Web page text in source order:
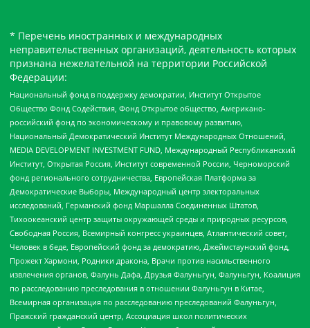
* Перечень иностранных и международных
неправительственных организаций, деятельность которых
признана нежелательной на территории Российской
Федерации:
Национальный фонд в поддержку демократии, Институт Открытое
Общество Фонд Содействия, Фонд Открытое общество, Американо-
российский фонд по экономическому и правовому развитию,
Национальный Демократический Институт Международных Отношений,
MEDIA DEVELOPMENT INVESTMENT FUND, Международный Республиканский
Институт, Открытая Россия, Институт современной России, Черноморский
фонд регионального сотрудничества, Европейская Платформа за
Демократические Выборы, Международный центр электоральных
исследований, Германский фонд Маршалла Соединенных Штатов,
Тихоокеанский центр защиты окружающей среды и природных ресурсов,
Свободная Россия, Всемирный конгресс украинцев, Атлантический совет,
Человек в беде, Европейский фонд за демократию, Джеймстаунский фонд,
Прожект Хармони, Родники дракона, Врачи против насильственного
извлечения органов, Фалунь Дафа, Друзья Фалуньгун, Фалуньгун, Коалиция
по расследованию преследования в отношении Фалуньгун в Китае,
Всемирная организация по расследованию преследований Фалуньгун,
Пражский гражданский центр, Ассоциация школ политических